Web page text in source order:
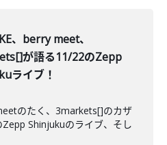
、berry meet、
が語る11/22のZepp
ライブ！
のたく、3markets[]のカザ
Shinjukuのライブ、そし